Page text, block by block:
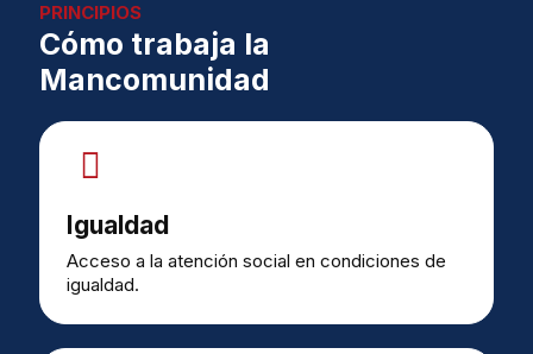
PRINCIPIOS
Cómo trabaja la
Mancomunidad
Igualdad
Acceso a la atención social en condiciones de
igualdad.